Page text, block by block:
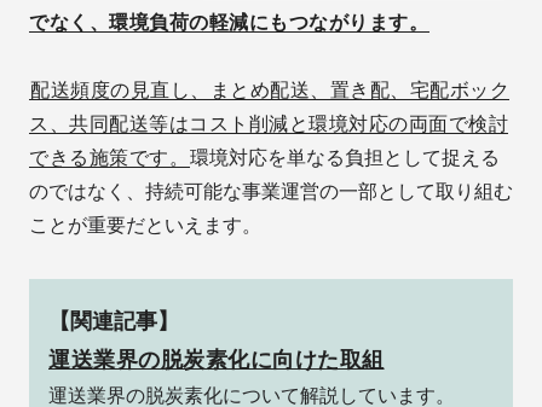
でなく、環境負荷の軽減にもつながります。
配送頻度の見直し、まとめ配送、置き配、宅配ボック
ス、共同配送等はコスト削減と環境対応の両面で検討
できる施策です。 環境対応を単なる負担として捉える
のではなく、持続可能な事業運営の一部として取り組む
ことが重要だといえます。
【関連記事】
運送業界の脱炭素化に向けた取組
運送業界の脱炭素化について解説しています。